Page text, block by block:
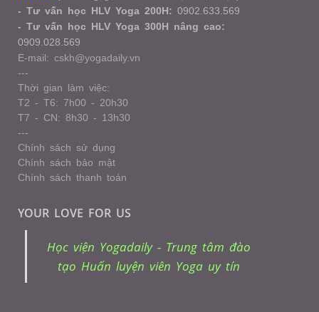
- Tư vấn học HLV Yoga 200H: 0902.633.569
- Tư vấn học HLV Yoga 300H nâng cao:
0909.028.569
E-mail: cskh@yogadaily.vn
---
Thời gian làm việc:
T2 - T6: 7h00 - 20h30
T7 - CN: 8h30 - 13h30
---
Chính sách sử dụng
Chính sách bảo mật
Chính sách thanh toán
YOUR LOVE FOR US
Học viện Yogadaily - Trung tâm đào
tạo Huấn luyện viên Yoga uy tín